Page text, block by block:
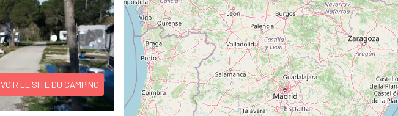
Next
VOIR LE SITE DU CAMPING